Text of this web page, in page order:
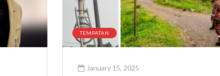
TEMPATAN
January 15, 2025